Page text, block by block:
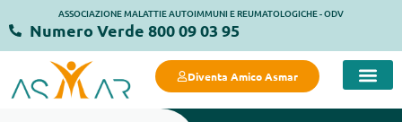
ASSOCIAZIONE MALATTIE AUTOIMMUNI E REUMATOLOGICHE - ODV
Numero Verde 800 09 03 95
Diventa Amico Asmar